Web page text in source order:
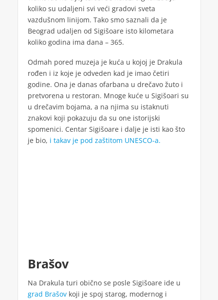
koliko su udaljeni svi veći gradovi sveta
vazdušnom linijom. Tako smo saznali da je
Beograd udaljen od Sigišoare isto kilometara
koliko godina ima dana – 365.
Odmah pored muzeja je kuća u kojoj je Drakula
rođen i iz koje je odveden kad je imao četiri
godine. Ona je danas ofarbana u drečavo žuto i
pretvorena u restoran. Mnoge kuće u Sigišoari su
u drečavim bojama, a na njima su istaknuti
znakovi koji pokazuju da su one istorijski
spomenici. Centar Sigišoare i dalje je isti kao što
je bio, i takav je pod zaštitom UNESCO-a.
Brašov
Na Drakula turi obično se posle Sigišoare ide u
grad Brašovkoji je spoj starog, modernog i